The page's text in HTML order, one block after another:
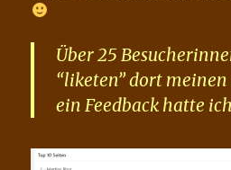
Über 25
“liketen” dort meinen
ein Feedback hatte